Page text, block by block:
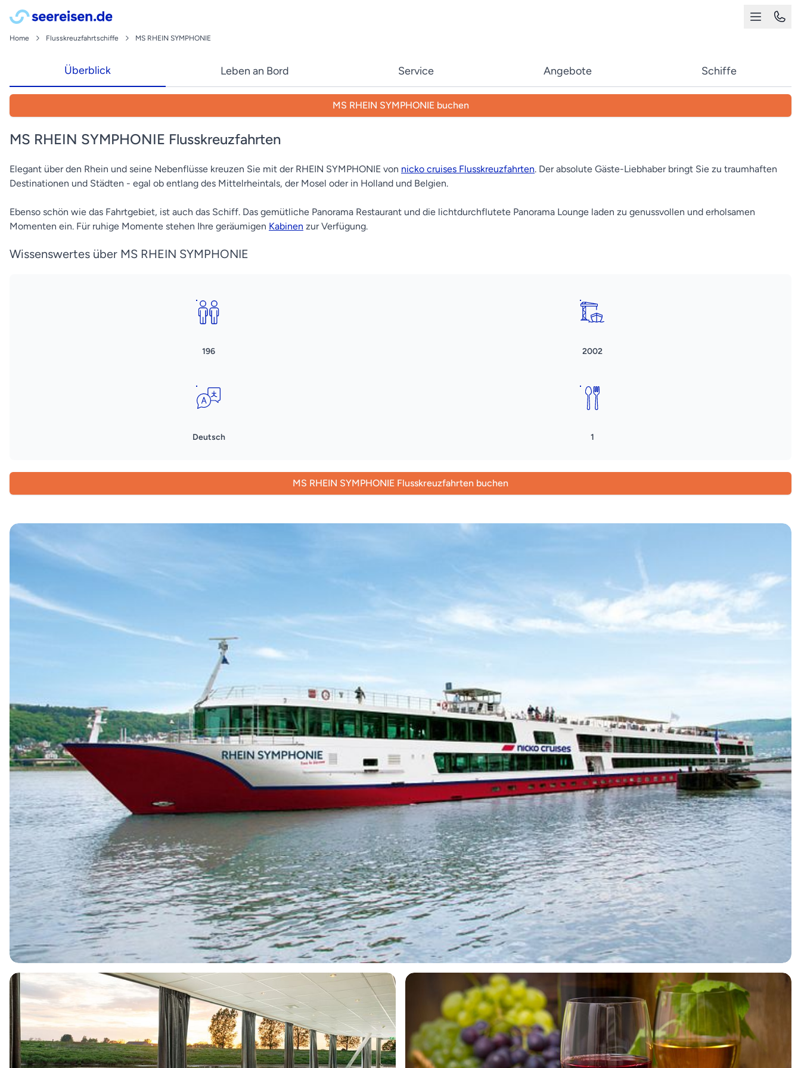
Home Flusskreuzfahrtschiffe MS RHEIN SYMPHONIE
Überblick Leben an Bord Service Angebote Schiffe
MS RHEIN SYMPHONIE buchen
MS RHEIN SYMPHONIE Flusskreuzfahrten
Elegant über den Rhein und seine Nebenflüsse kreuzen Sie mit der RHEIN SYMPHONIE von nicko cruises Flusskreuzfahrten. Der absolute Gäste-Liebhaber bringt Sie zu traumhaften
Destinationen und Städten - egal ob entlang des Mittelrheintals, der Mosel oder in Holland und Belgien.
Ebenso schön wie das Fahrtgebiet, ist auch das Schiff. Das gemütliche Panorama Restaurant und die lichtdurchflutete Panorama Lounge laden zu genussvollen und erholsamen
Momenten ein. Für ruhige Momente stehen Ihre geräumigen Kabinen zur Verfügung.
Wissenswertes über MS RHEIN SYMPHONIE
196 2002
Deutsch 1
MS RHEIN SYMPHONIE Flusskreuzfahrten buchen